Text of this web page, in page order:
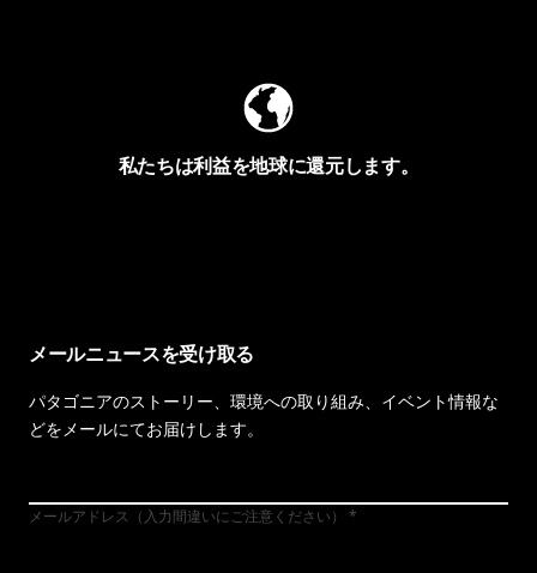
私たちは利益を地球に還元します。
メールニュースを受け取る
パタゴニアのストーリー、環境への取り組み、イベント情報な
どをメールにてお届けします。
メールアドレス（入力間違いにご注意ください）